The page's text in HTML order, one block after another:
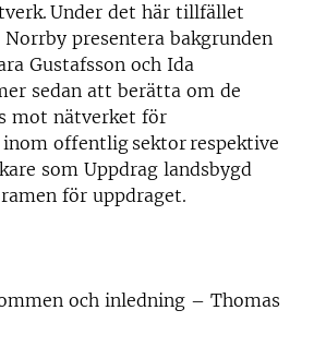
Under det här tillfället
presentera bakgrunden
Gustafsson och Ida
sedan att berätta om de
mot nätverket för
offentlig sektor respektive
som Uppdrag landsbygd
för uppdraget.
och inledning – Thomas